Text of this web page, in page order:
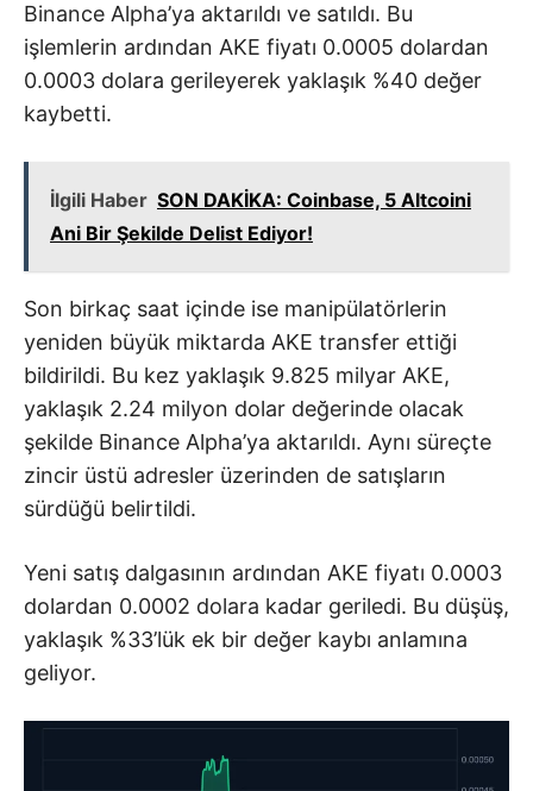
Binance Alpha’ya aktarıldı ve satıldı. Bu
işlemlerin ardından AKE fiyatı 0.0005 dolardan
0.0003 dolara gerileyerek yaklaşık %40 değer
kaybetti.
İlgili Haber SON DAKİKA: Coinbase, 5 Altcoini
Ani Bir Şekilde Delist Ediyor!
Son birkaç saat içinde ise manipülatörlerin
yeniden büyük miktarda AKE transfer ettiği
bildirildi. Bu kez yaklaşık 9.825 milyar AKE,
yaklaşık 2.24 milyon dolar değerinde olacak
şekilde Binance Alpha’ya aktarıldı. Aynı süreçte
zincir üstü adresler üzerinden de satışların
sürdüğü belirtildi.
Yeni satış dalgasının ardından AKE fiyatı 0.0003
dolardan 0.0002 dolara kadar geriledi. Bu düşüş,
yaklaşık %33’lük ek bir değer kaybı anlamına
geliyor.